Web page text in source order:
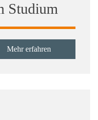
Studium
Mehr erfahren